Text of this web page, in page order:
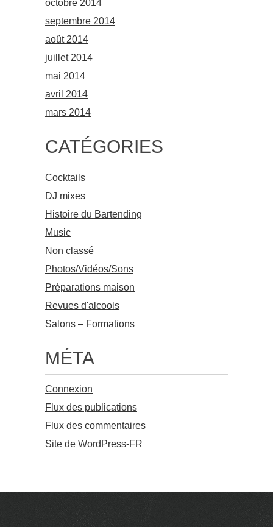
octobre 2014
septembre 2014
août 2014
juillet 2014
mai 2014
avril 2014
mars 2014
CATÉGORIES
Cocktails
DJ mixes
Histoire du Bartending
Music
Non classé
Photos/Vidéos/Sons
Préparations maison
Revues d'alcools
Salons – Formations
MÉTA
Connexion
Flux des publications
Flux des commentaires
Site de WordPress-FR